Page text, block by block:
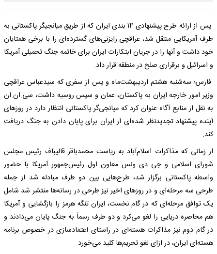
پس از ارائه طرح پیشنهادی ۱۴ بندی ایران که از طریق میانجیگر پاکستانی به
طرف آمریکایی منتقل شد، عراقچی رایزنی‌های گسترده‌ای را با برخی همتایان
خود داشت و آنها را در جریان ابتکارات ایران برای خاتمه جنگ تحمیلی آمریکا
و اسرائیل و برقراری صلح در منطقه قرار داد.
فارس؛ سه‌شنبه هشتم اردیبهشت‌ماه و پس از سفری که سیدعباس عراقچی
وزیر امور خارجه ایران به پاکستان، عمان و سپس روسیه داشت، سی‌.ان‌.ان
به نقل از منابع آگاه عنوان کرد که میانجی‌گر پاکستانی انتظار دارد در روزهای
آینده پیشنهاد تجدیدنظر شده‌ای از ایران برای پایان دادن به جنگ دریافت
کند.
از زمانی که مذاکرات اسلام‌آباد به ریاست محمدباقر قالیباف رئیس مجلس
شورای اسلامی و جی دی ونس معاون اول رئیس‌جمهور آمریکا با حضور
واسطه پاکستانی برگزار شد، طرح‌هایی بین دو طرف مبادله شد از جمله
طرحی سه مرحله‌ای و در روزهای اخیر نیز طرحی در رسانه‌ها منتشر شد شامل
یک توافق مرحله‌ای که در گام نخست، ایران تنگه هرمز را بازگشایی و آمریکا
هم محاصره دریایی را لغو می‌کرد و دو طرف رسماً به جنگ پایان می‌دادند و
در گام دوم نیز مذاکرات هسته‌ای در راستای اعتمادسازی در خصوص برنامه
هسته‌ای ایران، در ازای لغو تحریم‌ها کلید می‌خورد.